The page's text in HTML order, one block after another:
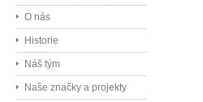
O nás
Historie
Náš tým
Naše značky a projekty